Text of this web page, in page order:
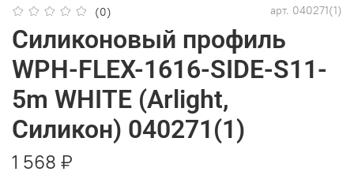
(0) арт. 040271(1)
Силиконовый профиль
WPH-FLEX-1616-SIDE-S11-
5m WHITE (Arlight,
Силикон) 040271(1)
1 568 ₽